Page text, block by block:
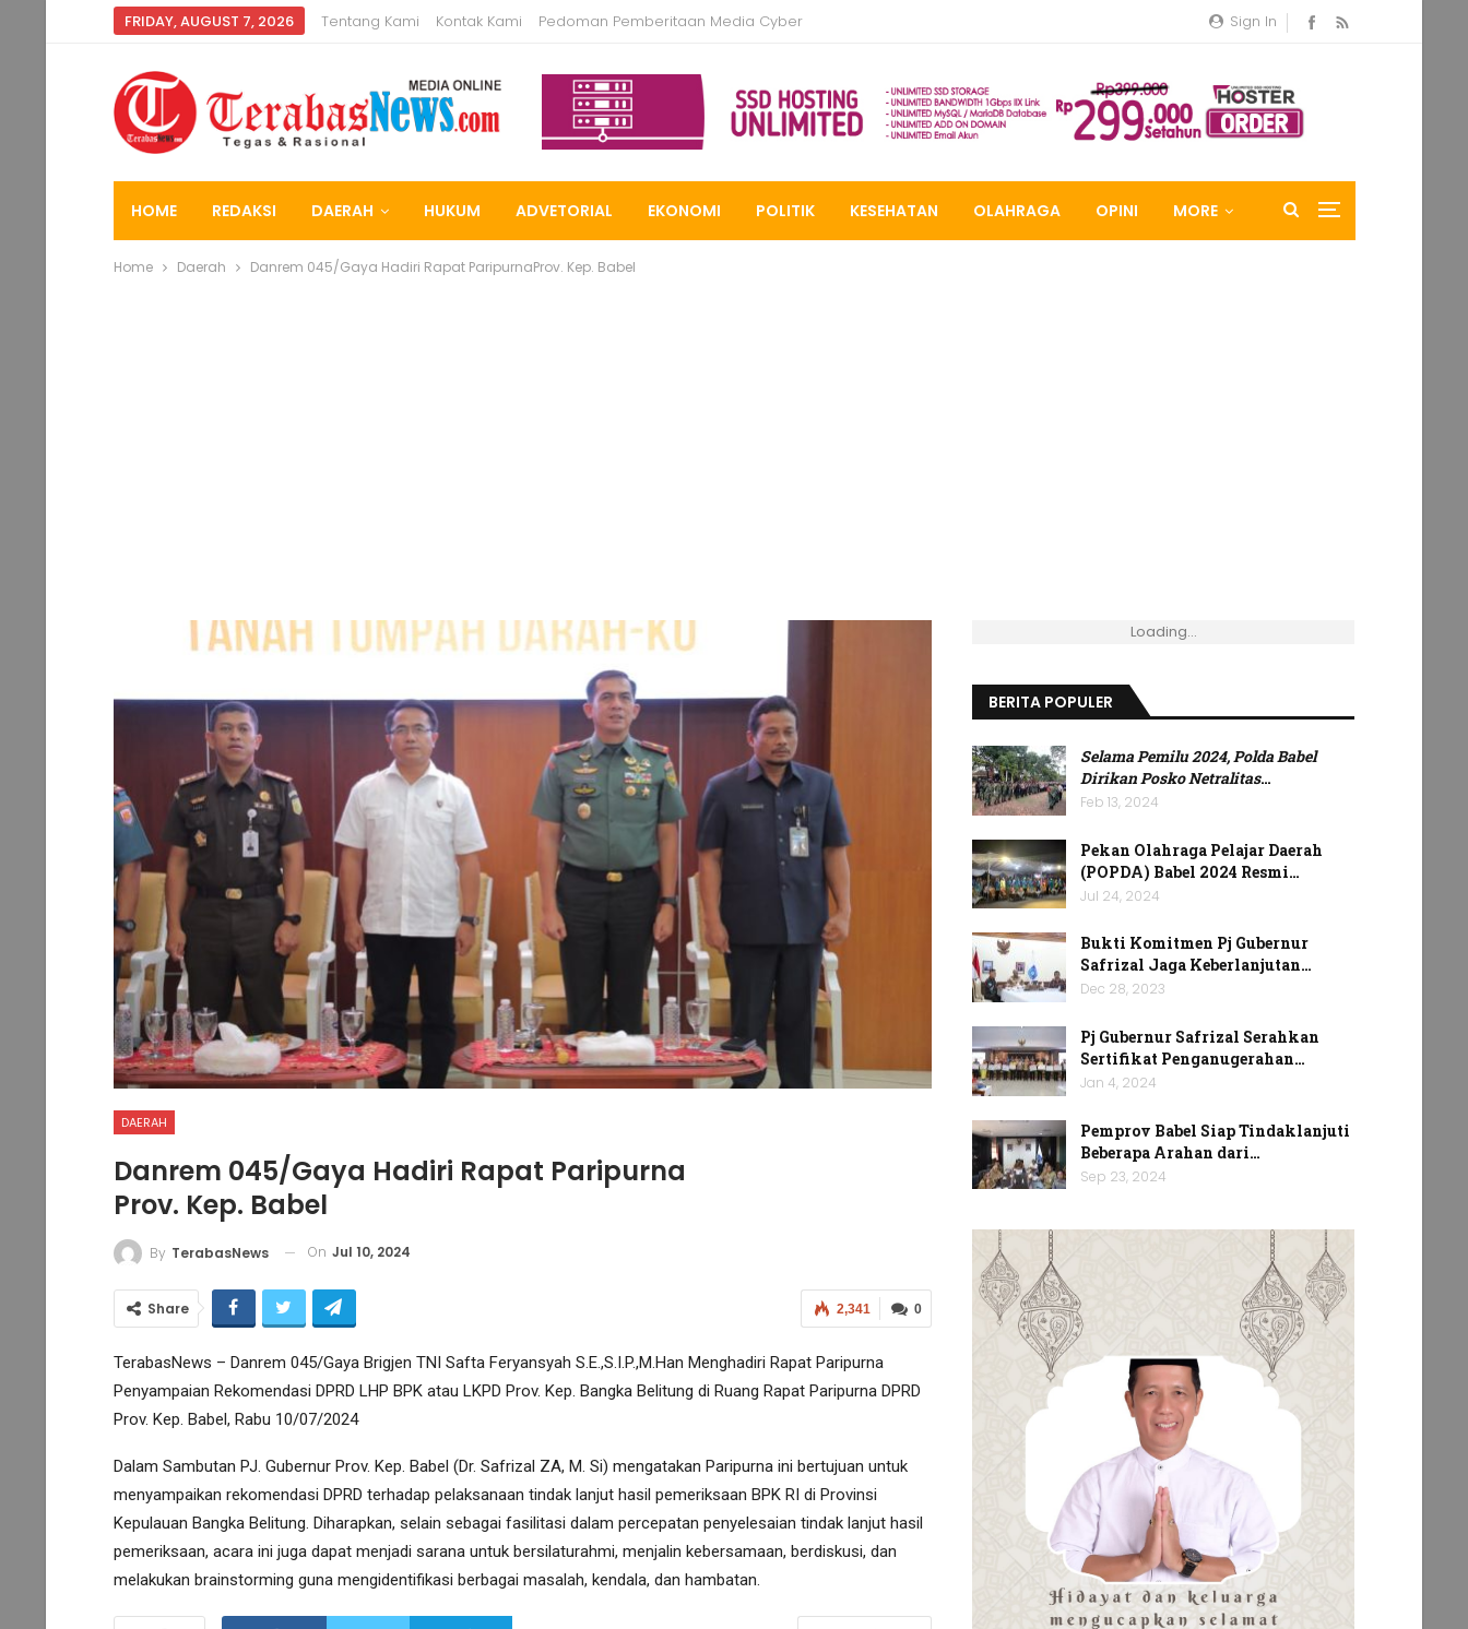
Sign In
FRIDAY, AUGUST 7, 2026 Tentang Kami Kontak Kami Pedoman Pemberitaan Media Cyber
HOME REDAKSI DAERAH HUKUM ADVETORIAL EKONOMI POLITIK KESEHATAN OLAHRAGA OPINI MORE
Home Daerah Danrem 045/Gaya Hadiri Rapat ParipurnaProv. Kep. Babel
DAERAH
Danrem 045/Gaya Hadiri Rapat Paripurna
Prov. Kep. Babel
By TerabasNews On Jul 10, 2024
0
2,341
Share
TerabasNews – Danrem 045/Gaya Brigjen TNI Safta Feryansyah S.E.,S.I.P.,M.Han Menghadiri Rapat Paripurna
Penyampaian Rekomendasi DPRD LHP BPK atau LKPD Prov. Kep. Bangka Belitung di Ruang Rapat Paripurna DPRD
Prov. Kep. Babel, Rabu 10/07/2024
Dalam Sambutan PJ. Gubernur Prov. Kep. Babel (Dr. Safrizal ZA, M. Si) mengatakan Paripurna ini bertujuan untuk
menyampaikan rekomendasi DPRD terhadap pelaksanaan tindak lanjut hasil pemeriksaan BPK RI di Provinsi
Kepulauan Bangka Belitung. Diharapkan, selain sebagai fasilitasi dalam percepatan penyelesaian tindak lanjut hasil
pemeriksaan, acara ini juga dapat menjadi sarana untuk bersilaturahmi, menjalin kebersamaan, berdiskusi, dan
melakukan brainstorming guna mengidentifikasi berbagai masalah, kendala, dan hambatan.
Loading...
BERITA POPULER
Selama Pemilu 2024, Polda Babel
Dirikan Posko Netralitas…
Feb 13, 2024
Pekan Olahraga Pelajar Daerah
(POPDA) Babel 2024 Resmi…
Jul 24, 2024
Bukti Komitmen Pj Gubernur
Safrizal Jaga Keberlanjutan…
Dec 28, 2023
Pj Gubernur Safrizal Serahkan
Sertifikat Penganugerahan…
Jan 4, 2024
Pemprov Babel Siap Tindaklanjuti
Beberapa Arahan dari…
Sep 23, 2024